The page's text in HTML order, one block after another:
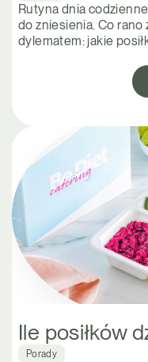
Rutyna dnia
do zniesienia. Co rano
dylematem: jakie
Ile posiłków
Porady